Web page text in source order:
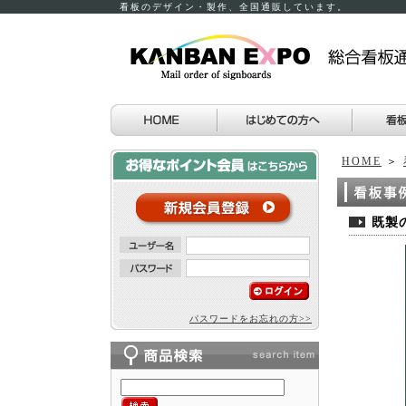
看板のデザイン・製作、全国通販しています。
HOME ＞
既製
パスワードをお忘れの方>>